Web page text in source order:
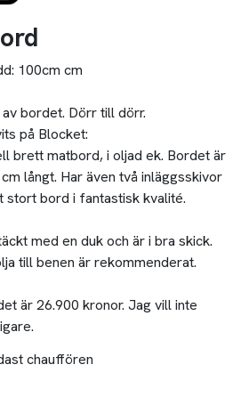
100cm cm
bordet. Dörr till dörr.
på Blocket:
brett matbord, i oljad ek. Bordet är
långt. Har även två inläggsskivor
stort bord i fantastisk kvalité.
med en duk och är i bra skick.
till benen är rekommenderat.
är 26.900 kronor. Jag vill inte
chauffören